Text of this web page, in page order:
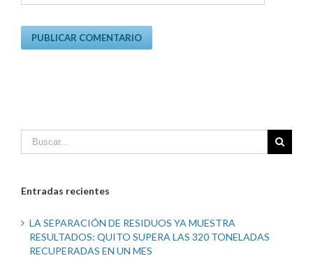
Entradas recientes
LA SEPARACIÓN DE RESIDUOS YA MUESTRA
RESULTADOS: QUITO SUPERA LAS 320 TONELADAS
RECUPERADAS EN UN MES